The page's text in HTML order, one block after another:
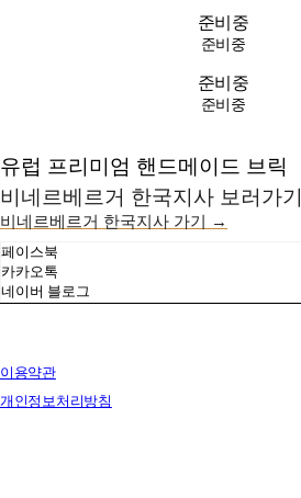
준비중
준비중
준비중
준비중
유럽 프리미엄 핸드메이드 브릭
비네르베르거 한국지사 보러가기
비네르베르거 한국지사 가기 →
페이스북
카카오톡
네이버 블로그
이용약관
개인정보처리방침